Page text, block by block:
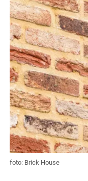
foto: Brick House